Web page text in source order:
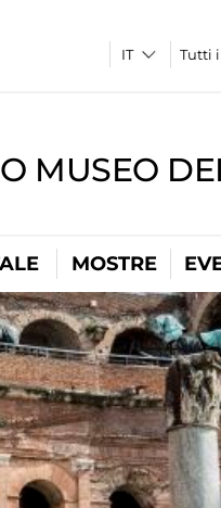
Tutti
MUSEO
MOSTRE